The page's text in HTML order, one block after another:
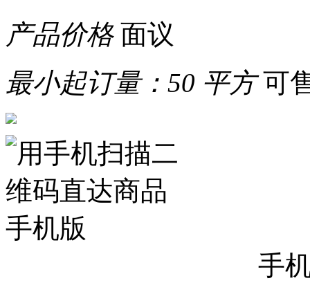
产品价格 面议
最小起订量： 50 平方可
手